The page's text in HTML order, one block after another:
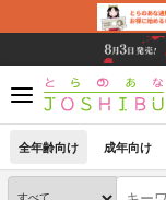
全年齢向け 成年向け